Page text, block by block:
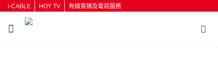
i-CABLE HOY TV 有線寬頻及電訊服務